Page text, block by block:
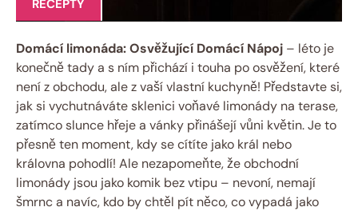
RECEPTY
Domácí limonáda: Osvěžující Domácí Nápoj – léto je
konečně tady a s ním přichází i touha po osvěžení, které
není z obchodu, ale z vaší vlastní kuchyně! Představte si,
jak si vychutnáváte sklenici voňavé limonády na terase,
zatímco slunce hřeje a vánky přinášejí vůni květin. Je to
přesně ten moment, kdy se cítíte jako král nebo
královna pohodlí! Ale nezapomeňte, že obchodní
limonády jsou jako komik bez vtipu – nevoní, nemají
šmrnc a navíc, kdo by chtěl pít něco, co vypadá jako